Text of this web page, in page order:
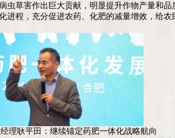
草害作出巨大贡献，明显提升作物产量和
程，充分促进农药、化肥的减量增效，给农
理耿平田：继续锚定药肥一体化战略航向